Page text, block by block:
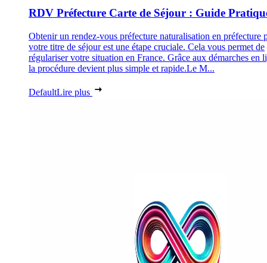
RDV Préfecture Carte de Séjour : Guide
Obtenir un rendez-vous préfecture naturalisation en préfecture
votre titre de séjour est une étape cruciale. Cela vous permet de
régulariser votre situation en France. Grâce aux démarches en
la procédure devient plus simple et rapide.Le M...
DefaultLire plus